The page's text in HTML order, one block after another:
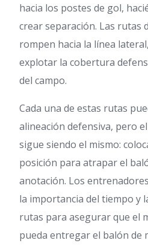
hacia los postes de gol,
crear separación. Las rutas
rompen hacia la línea
explotar la cobertura
del campo.
Cada una de estas rutas
alineación defensiva, pero
sigue siendo el mismo:
posición para atrapar el
anotación. Los
la importancia del tiempo y
rutas para asegurar que el
pueda entregar el balón de